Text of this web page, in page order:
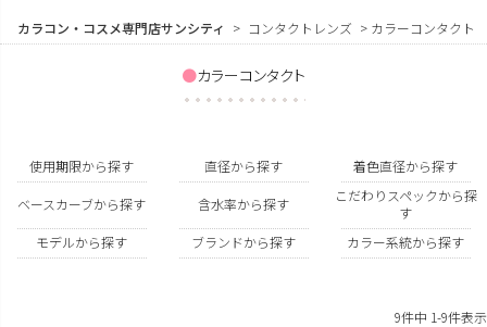
カラコン・コスメ専門店サンシティ コンタクトレンズ カラーコンタクト
カラーコンタクト
使用期限から探す 直径から探す 着色直径から探す
ベースカーブから探す 含水率から探す
こだわりスペックから探
す
モデルから探す
ブランドから探す カラー系統から探す
9件中 1-9件表示